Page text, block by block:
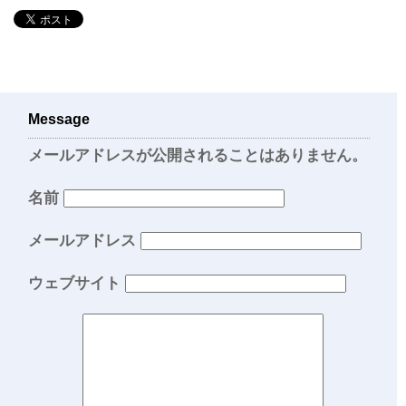
Message
メールアドレスが公開されることはありません。
名前
メールアドレス
ウェブサイト